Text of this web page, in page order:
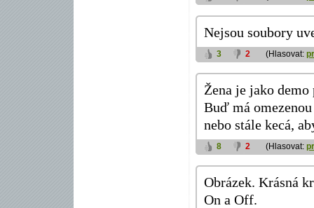
Nejsou soubory
3 2 (Hlasovat:
Žena je jako demo
Buď má
nebo stále kecá,
8 2 (Hlasovat:
Obrázek. Krásná
On a Off.